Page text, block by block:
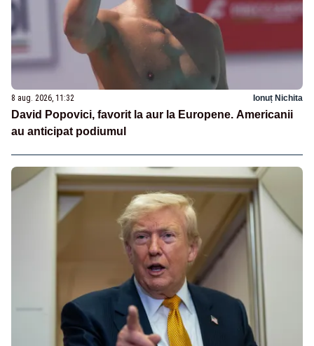
8 aug. 2026, 11:32 Ionuț Nichita
David Popovici, favorit la aur la Europene. Americanii
au anticipat podiumul